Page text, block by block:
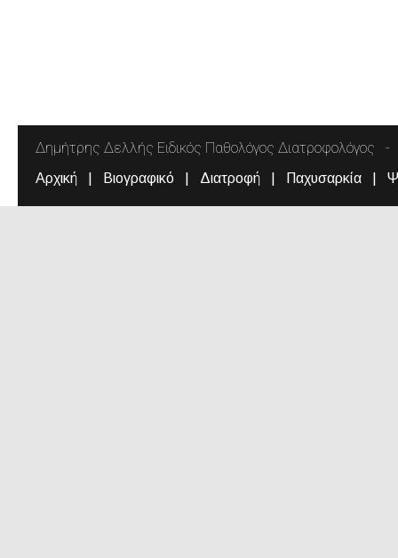
Δημήτρης Δελλής Ειδικός Παθολόγος Διατροφολόγος
Αρχική Βιογραφικό Διατροφή Παχυσαρκία